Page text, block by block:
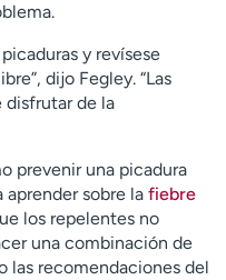
y revísese
dijo Fegley. “Las
disfrutar de la
prevenir una picadura
sobre la fiebre
los repelentes no
una combinación de
las recomendaciones del